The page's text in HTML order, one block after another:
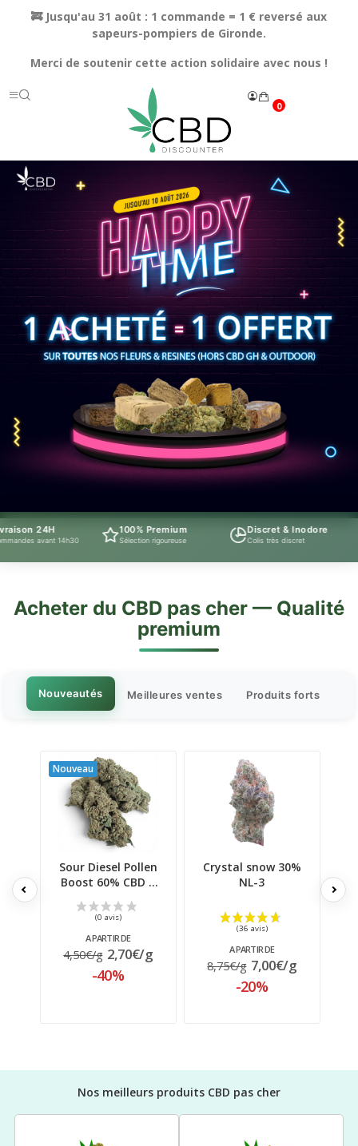
🚒 Jusqu'au 31 août : 1 commande = 1 € reversé aux
sapeurs-pompiers de Gironde.
Merci de soutenir cette action solidaire avec nous !
0
14h30
100% Premium
Sélection rigoureuse
Discret & Inodore
Colis très discret
Acheter du CBD pas cher — Qualité
premium
Nouveautés Meilleures ventes Produits forts
Nouveau
Sour Diesel Pollen
Boost 60% CBD |
Signature...
A PARTIR DE
4,50€/g 2,70€/g
-40%
Crystal snow 30%
NL-3
A PARTIR DE
8,75€/g 7,00€/g
-20%
Nos meilleurs produits CBD pas cher